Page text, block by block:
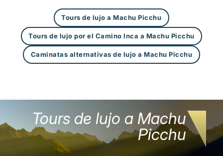
Tours de lujo a Machu Picchu
Tours de lujo por el Camino Inca a Machu Picchu
Caminatas alternativas de lujo a Machu Picchu
Tours de lujo a Machu
Picchu